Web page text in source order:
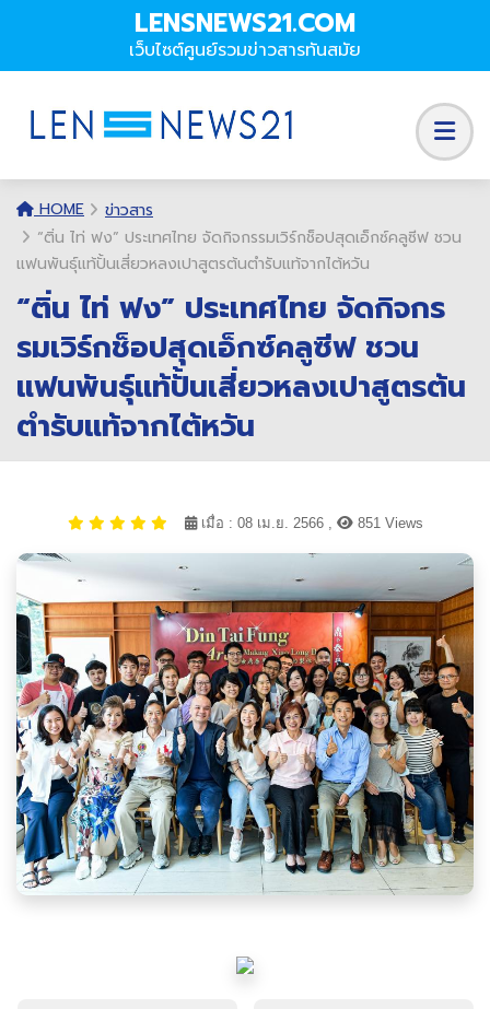
LENSNEWS21.COM
เว็บไซต์ศูนย์รวมข่าวสารทันสมัย
HOME
ข่าวสาร
“ติ่น ไท่ ฟง” ประเทศไทย จัดกิจกรรมเวิร์กช็อปสุดเอ็กซ์คลูซีฟ ชวน
แฟนพันธุ์แท้ปั้นเสี่ยวหลงเปาสูตรต้นตำรับแท้จากไต้หวัน
“ติ่น ไท่ ฟง” ประเทศไทย จัดกิจกร
รมเวิร์กช็อปสุดเอ็กซ์คลูซีฟ ชวน
แฟนพันธุ์แท้ปั้นเสี่ยวหลงเปาสูตรต้น
ตำรับแท้จากไต้หวัน
เมื่อ : 08 เม.ย. 2566 , 851 Views